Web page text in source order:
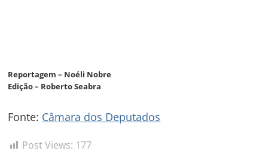
Reportagem – Noéli Nobre
Edição – Roberto Seabra
Fonte: Câmara dos Deputados
Post Views: 177